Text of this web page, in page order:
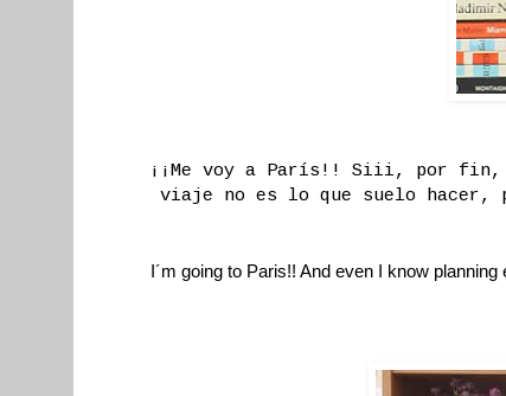
¡¡Me voy a París!! Siii, por fin,
viaje no es lo que suelo hacer,
I´m going to Paris!! And even I know